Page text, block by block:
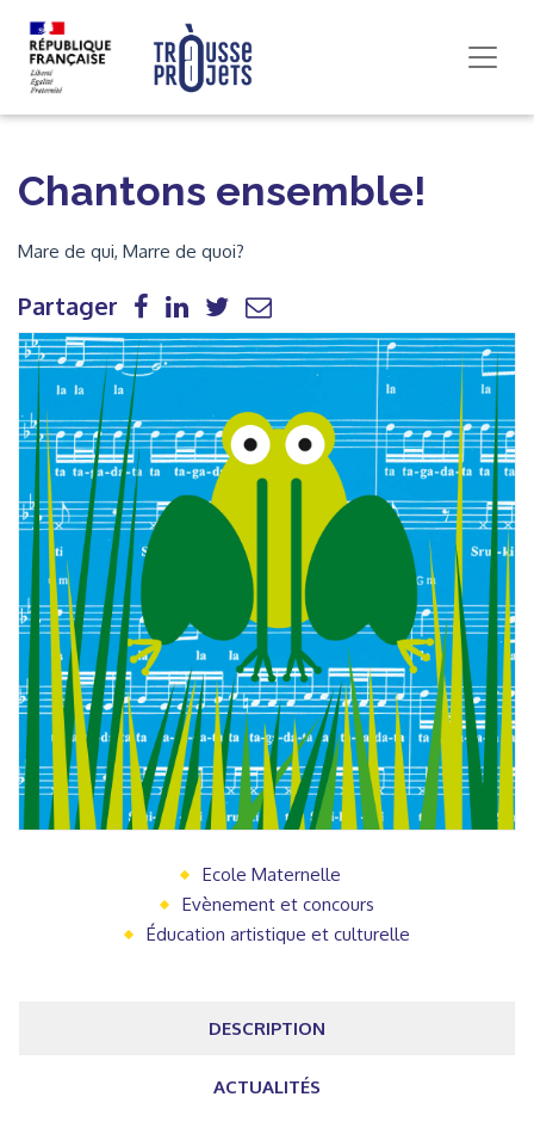
Chantons ensemble!
Mare de qui, Marre de quoi?
Partager
Ecole Maternelle
Evènement et concours
Éducation artistique et culturelle
DESCRIPTION
ACTUALITÉS